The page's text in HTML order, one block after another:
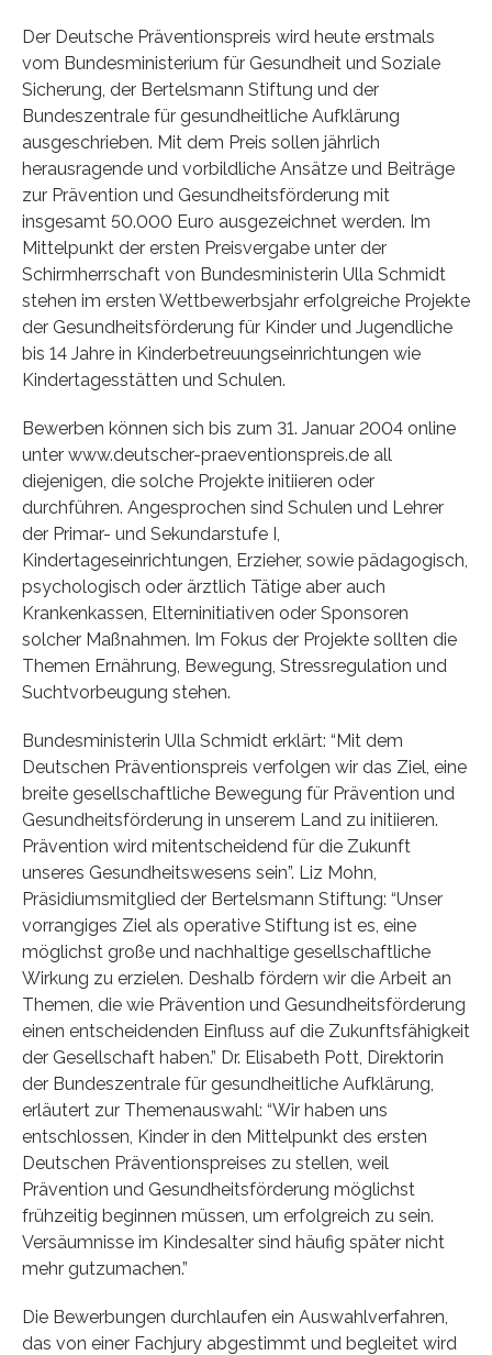
Der Deutsche Präventionspreis wird heute erstmals
vom Bundesministerium für Gesundheit und Soziale
Sicherung, der Bertelsmann Stiftung und der
Bundeszentrale für gesundheitliche Aufklärung
ausgeschrieben. Mit dem Preis sollen jährlich
herausragende und vorbildliche Ansätze und Beiträge
zur Prävention und Gesundheitsförde­rung mit
insgesamt 50.000 Euro ausgezeichnet werden. Im
Mittelpunkt der ersten Preisver­gabe unter der
Schirmherrschaft von Bundesministerin Ulla Schmidt
stehen im ersten Wettbewerbsjahr erfolgreiche Projekte
der Gesundheitsförderung für Kinder und Jugendliche
bis 14 Jahre in Kinderbetreuungseinrichtungen wie
Kindertagesstätten und Schulen.
Bewerben können sich bis zum 31. Januar 2004 online
unter www.deutscher-praeventi­onspreis.de all
diejenigen, die solche Projekte initiieren oder
durchführen. Angesprochen sind Schulen und Lehrer
der Primar- und Sekundarstufe I,
Kindertageseinrichtungen, Erzieher, so­wie pädagogisch,
psychologisch oder ärztlich Tätige aber auch
Krankenkassen, Elterninitiati­ven oder Sponsoren
solcher Maßnahmen. Im Fokus der Projekte sollten die
Themen Ernäh­rung, Bewegung, Stressregulation und
Suchtvorbeugung stehen.
Bundesministerin Ulla Schmidt erklärt: “Mit dem
Deutschen Präventionspreis verfolgen wir das Ziel, eine
breite gesellschaftliche Bewegung für Prävention und
Gesundheitsförderung in unserem Land zu initiieren.
Prävention wird mitentscheidend für die Zukunft
unseres Gesundheitswesens sein”. Liz Mohn,
Präsidiumsmitglied der Bertelsmann Stiftung: “Unser
vorrangi­ges Ziel als operative Stiftung ist es, eine
möglichst große und nachhaltige gesellschaftliche
Wirkung zu erzielen. Deshalb fördern wir die Arbeit an
Themen, die wie Prävention und Gesundheitsförderung
einen entscheidenden Einfluss auf die Zukunftsfähigkeit
der Gesellschaft haben.” Dr. Elisabeth Pott, Direktorin
der Bundeszentrale für gesundheitliche Aufklärung,
erläutert zur Themenauswahl: “Wir haben uns
entschlossen, Kinder in den Mittelpunkt des ersten
Deutschen Präventionspreises zu stellen, weil
Prävention und Gesundheitsförderung möglichst
frühzeitig beginnen müssen, um erfolgreich zu sein.
Versäumnisse im Kindesalter sind häufig später nicht
mehr gutzumachen.”
Die Bewerbungen durchlaufen ein Auswahlverfahren,
das von einer Fachjury abgestimmt und begleitet wird